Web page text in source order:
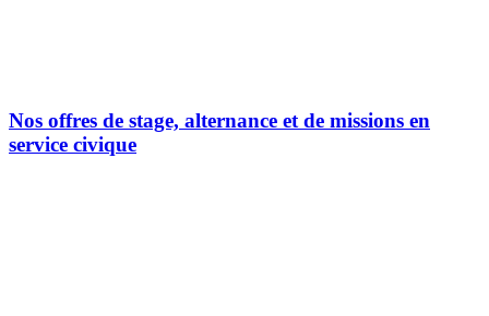
Nos offres de stage, alternance et de missions en
service civique